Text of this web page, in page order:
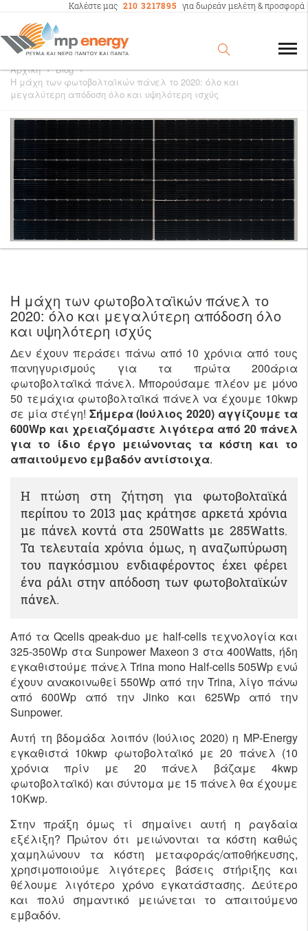
Καλέστε μας 210 3217895 για δωρεάν μελέτη & προσφορά
Αρχική › Blog ›
Η μάχη των φωτοβολταϊκών πάνελ το 2020: όλο και
μεγαλύτερη απόδοση όλο και υψηλότερη ισχύς
Η μάχη των φωτοβολταϊκών πάνελ το
2020: όλο και μεγαλύτερη απόδοση όλο
και υψηλότερη ισχύς
Δεν έχουν περάσει πάνω από 10 χρόνια από τους
πανηγυρισμούς για τα πρώτα 200άρια
φωτοβολταϊκά πάνελ. Μπορούσαμε πλέον με μόνο
50 τεμάχια φωτοβολταϊκά πάνελ να έχουμε 10kwp
σε μία στέγη! Σήμερα (Ιούλιος 2020) αγγίζουμε τα
600Wp και χρειαζόμαστε λιγότερα από 20 πάνελ
για το ίδιο έργο μειώνοντας τα κόστη και το
απαιτούμενο εμβαδόν αντίστοιχα.
Η πτώση στη ζήτηση για φωτοβολταϊκά
περίπου το 2013 μας κράτησε αρκετά χρόνια
με πάνελ κοντά στα 250Watts με 285Watts.
Τα τελευταία χρόνια όμως, η αναζωπύρωση
του παγκόσμιου ενδιαφέροντος έχει φέρει
ένα ράλι στην απόδοση των φωτοβολταϊκών
πάνελ.
Από τα Qcells qpeak-duo με half-cells τεχνολογία και
325-350Wp στα Sunpower Maxeon 3 στα 400Watts, ήδη
εγκαθιστούμε πάνελ Trina mono Half-cells 505Wp ενώ
έχουν ανακοινωθεί 550Wp από την Trina, λίγο πάνω
από 600Wp από την Jinko και 625Wp από την
Sunpower.
Αυτή τη βδομάδα λοιπόν (Ιούλιος 2020) η MP-Energy
εγκαθιστά 10kwp φωτοβολταϊκό με 20 πάνελ (10
χρόνια πρίν με 20 πάνελ βάζαμε 4kwp
φωτοβολταϊκό) και σύντομα με 15 πάνελ θα έχουμε
10Kwp.
Στην πράξη όμως τί σημαίνει αυτή η ραγδαία
εξέλιξη? Πρώτον ότι μειώνονται τα κόστη καθώς
χαμηλώνουν τα κόστη μεταφοράς/αποθήκευσης,
χρησιμοποιούμε λιγότερες βάσεις στήριξης και
θέλουμε λιγότερο χρόνο εγκατάστασης. Δεύτερο
και πολύ σημαντικό μειώνεται το απαιτούμενο
εμβαδόν.